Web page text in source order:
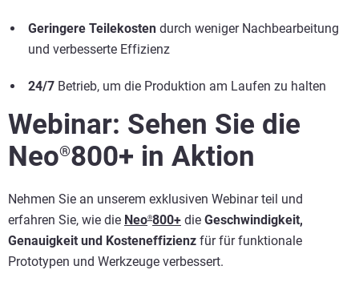
Geringere Teilekosten durch weniger Nachbearbeitung
und verbesserte Effizienz
24/7 Betrieb, um die Produktion am Laufen zu halten
Webinar: Sehen Sie die
Neo®800+ in Aktion
Nehmen Sie an unserem exklusiven Webinar teil und
erfahren Sie, wie die Neo®800+ die Geschwindigkeit,
Genauigkeit und Kosteneffizienz für für funktionale
Prototypen und Werkzeuge verbessert.